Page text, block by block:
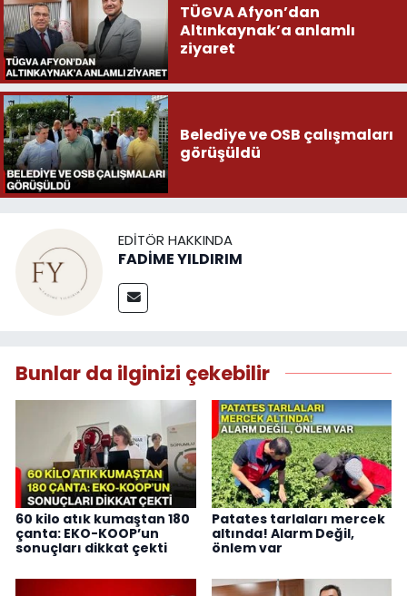
TÜGVA Afyon’dan
Altınkaynak’a anlamlı
ziyaret
Belediye ve OSB çalışmaları
görüşüldü
EDITÖR HAKKINDA
FADİME YILDIRIM
Bunlar da ilginizi çekebilir
60 kilo atık kumaştan 180
çanta: EKO-KOOP’un
sonuçları dikkat çekti
Patates tarlaları mercek
altında! Alarm Değil,
önlem var